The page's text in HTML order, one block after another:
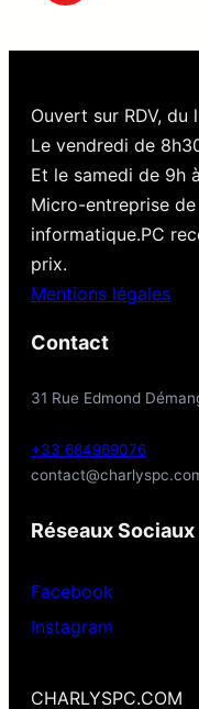
Ouvert sur RDV,
Le vendredi de
Et le samedi de 9h
Micro-entreprise
informatique.PC
prix.
Mentions légales
Contact
31 Rue Edmond
+33 684969076
Réseaux Sociaux
Facebook
Instagram
CHARLYSPC.COM